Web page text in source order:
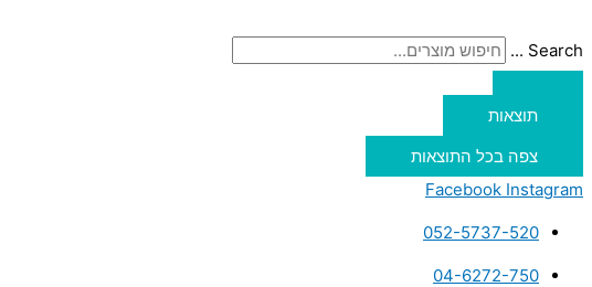
Search ...
תוצאות
צפה בכל התוצאות
Facebook Instagram
052-5737-520
04-6272-750